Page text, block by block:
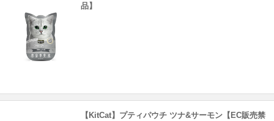
品】
【KitCat】プティパウチ ツナ&サーモン【EC販売禁